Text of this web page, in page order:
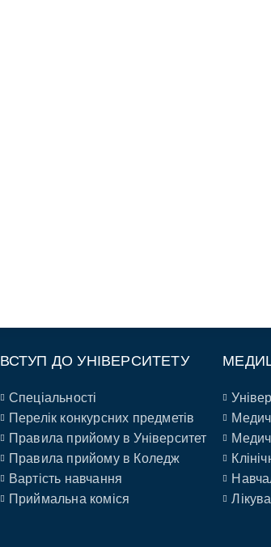
ВСТУП ДО УНІВЕРСИТЕТУ
Спеціальності
Перелік конкурсних предметів
Правила прийому в Університет
Правила прийому в Коледж
Вартість навчання
Приймальна коміся